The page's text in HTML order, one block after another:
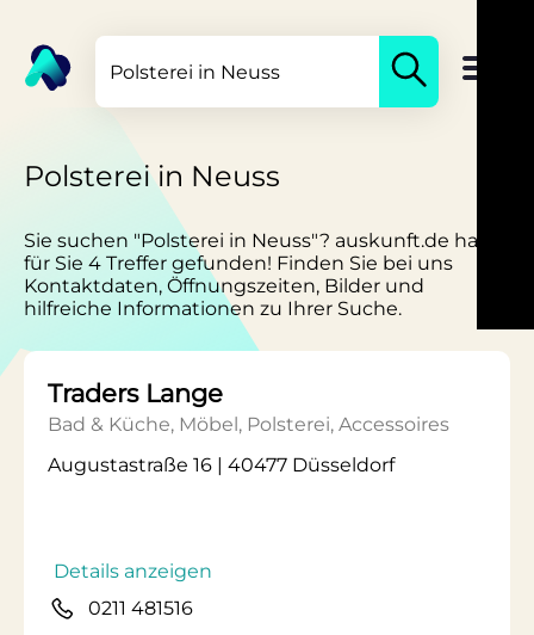
Polsterei in Neuss
Sie suchen "Polsterei in Neuss"? auskunft.de hat
für Sie 4 Treffer gefunden! Finden Sie bei uns
Kontaktdaten, Öffnungszeiten, Bilder und
hilfreiche Informationen zu Ihrer Suche.
Traders Lange
Bad & Küche, Möbel, Polsterei, Accessoires
Augustastraße 16 | 40477 Düsseldorf
Details anzeigen
0211 481516